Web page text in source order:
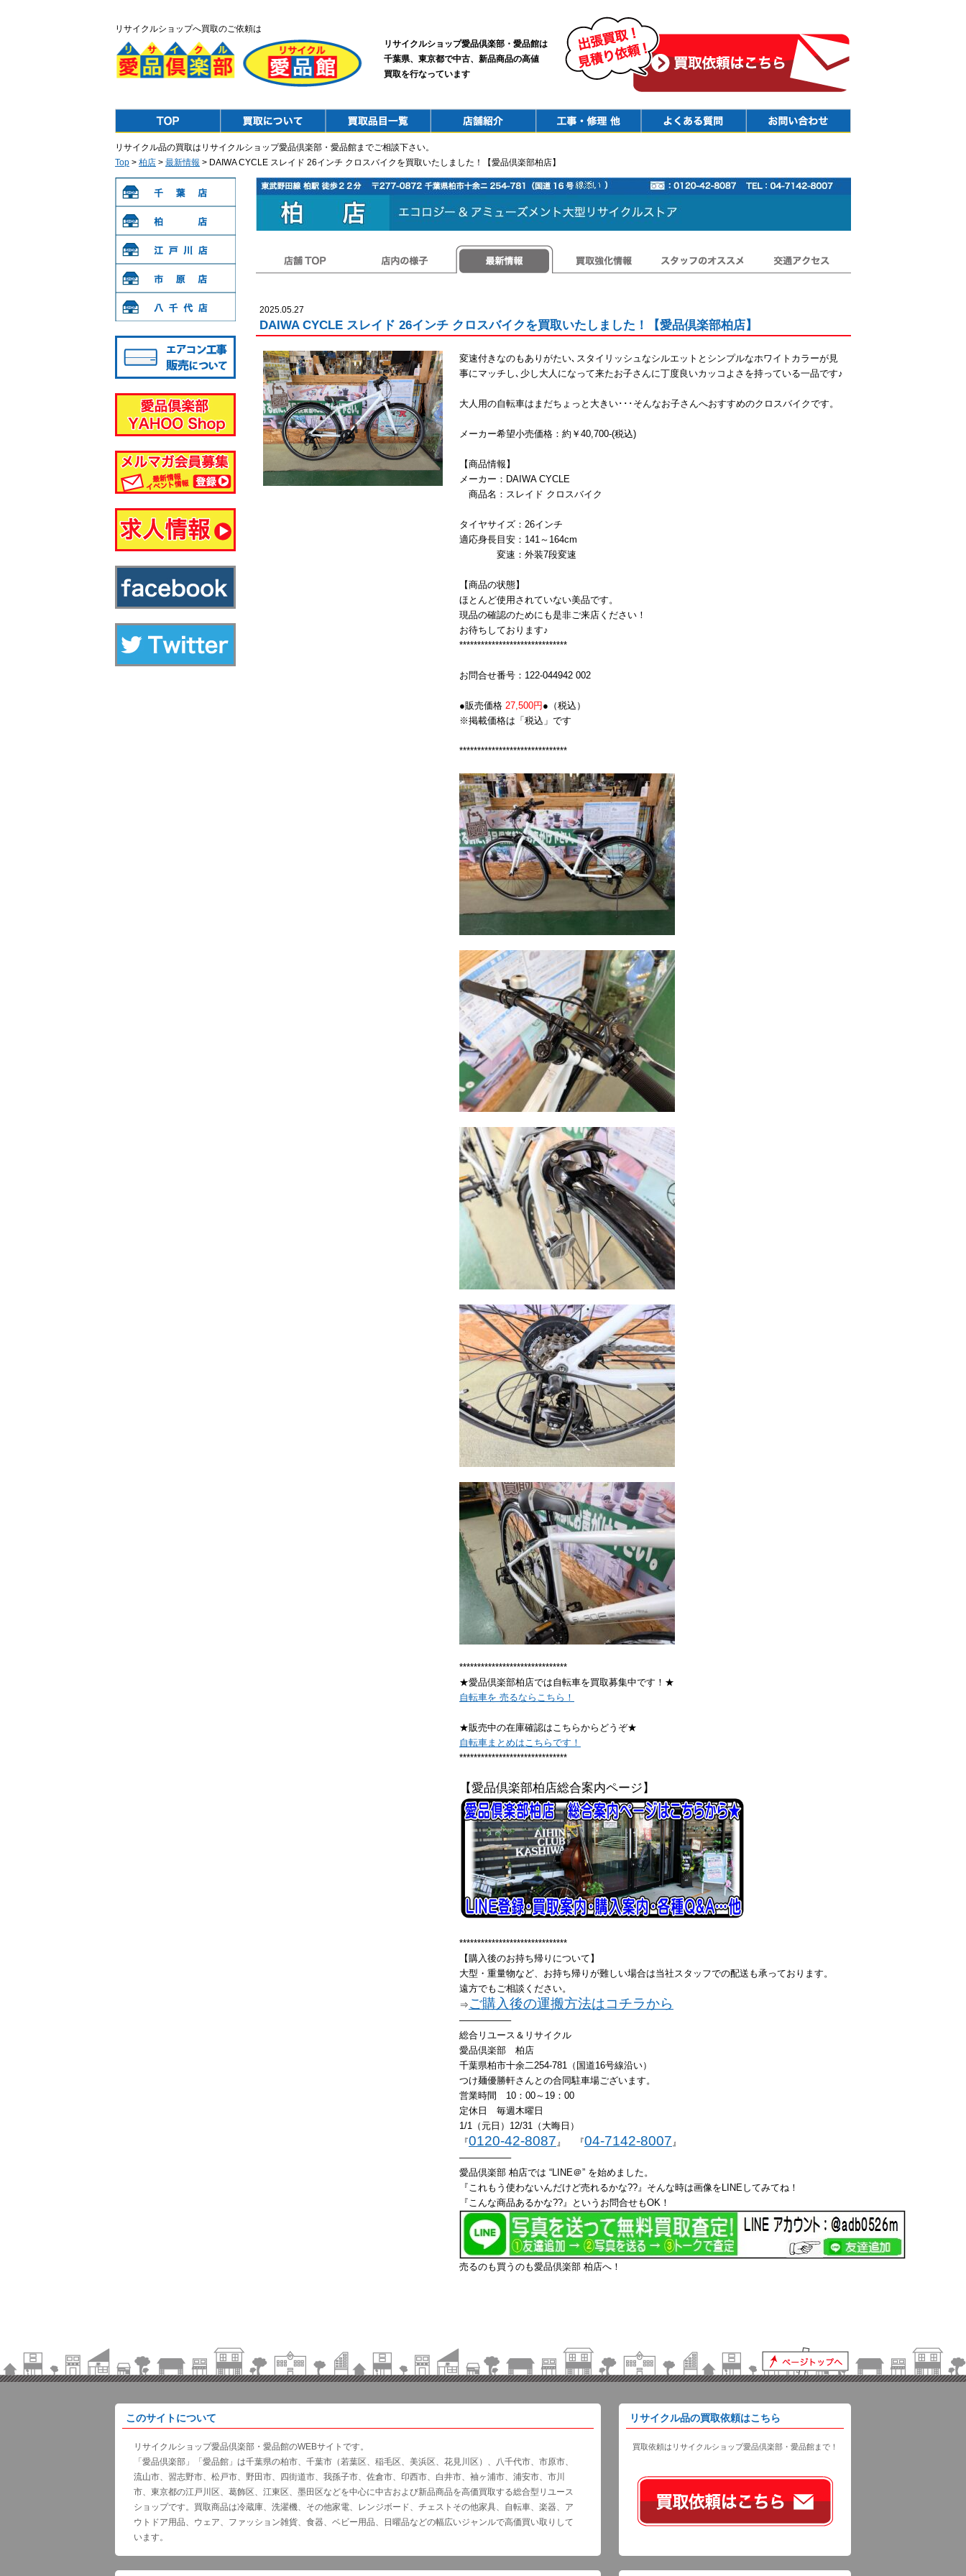
リサイクルショップへ買取のご依頼は
リサイクルショップ愛品倶楽部・愛品館は
千葉県、東京都で中古、新品商品の高値
買取を行なっています
リサイクル品の買取はリサイクルショップ愛品倶楽部・愛品館までご相談下さい。
Top > 柏店 > 最新情報 > DAIWA CYCLE スレイド 26インチ クロスバイクを買取いたしました！【愛品倶楽部柏店】
2025.05.27
DAIWA CYCLE スレイド 26インチ クロスバイクを買取いたしました！【愛品倶楽部柏店】
変速付きなのもありがたい､スタイリッシュなシルエットとシンプルなホワイトカラーが見
事にマッチし､少し大人になって来たお子さんに丁度良いカッコよさを持っている一品です♪
大人用の自転車はまだちょっと大きい･･･そんなお子さんへおすすめのクロスバイクです。
メーカー希望小売価格：約￥40,700-(税込)
【商品情報】
メーカー：DAIWA CYCLE
商品名：スレイド クロスバイク
タイヤサイズ：26インチ
適応身長目安：141～164cm
変速：外装7段変速
【商品の状態】
ほとんど使用されていない美品です。
現品の確認のためにも是非ご来店ください！
お待ちしております♪
******************************
お問合せ番号：122-044942 002
●販売価格 27,500円 ●（税込）
※掲載価格は「税込」です
******************************
******************************
★愛品倶楽部柏店では自転車を買取募集中です！★
自転車を 売るならこちら！
★販売中の在庫確認はこちらからどうぞ★
自転車まとめはこちらです！
******************************
【愛品倶楽部柏店総合案内ページ】
******************************
【購入後のお持ち帰りについて】
大型・重量物など、お持ち帰りが難しい場合は当社スタッフでの配送も承っております。
遠方でもご相談ください。
⇒ ご購入後の運搬方法はコチラから
—————–
総合リユース＆リサイクル
愛品倶楽部 柏店
千葉県柏市十余二254-781（国道16号線沿い）
つけ麺優勝軒さんとの合同駐車場ございます。
営業時間 10：00～19：00
定休日 毎週木曜日
1/1（元日）12/31（大晦日）
『0120-42-8087』 『04-7142-8007』
—————–
愛品倶楽部 柏店では “LINE＠” を始めました。
『これもう使わないんだけど売れるかな??』そんな時は画像をLINEしてみてね！
『こんな商品あるかな??』というお問合せもOK！
売るのも買うのも愛品倶楽部 柏店へ！
このサイトについて
リサイクルショップ愛品倶楽部・愛品館のWEBサイトです。
「愛品倶楽部」「愛品館」は千葉県の柏市、千葉市（若葉区、稲毛区、美浜区、花見川区）、八千代市、市原市、
流山市、習志野市、松戸市、野田市、四街道市、我孫子市、佐倉市、印西市、白井市、袖ヶ浦市、浦安市、市川
市、東京都の江戸川区、葛飾区、江東区、墨田区などを中心に中古および新品商品を高価買取する総合型リユース
ショップです。買取商品は冷蔵庫、洗濯機、その他家電、レンジボード、チェストその他家具、自転車、楽器、ア
ウトドア用品、ウェア、ファッション雑貨、食器、ベビー用品、日曜品などの幅広いジャンルで高価買い取りして
います。
リサイクル品の買取依頼はこちら
買取依頼はリサイクルショップ愛品倶楽部・愛品館まで！